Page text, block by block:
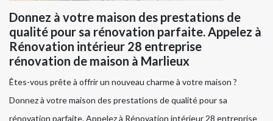
Donnez à votre maison des prestations de
qualité pour sa rénovation parfaite. Appelez à
Rénovation intérieur 28 entreprise
rénovation de maison à Marlieux
Êtes-vous prête à offrir un nouveau charme à votre maison ?
Donnez à votre maison des prestations de qualité pour sa
rénovation parfaite. Appelez à Rénovation intérieur 28 entreprise